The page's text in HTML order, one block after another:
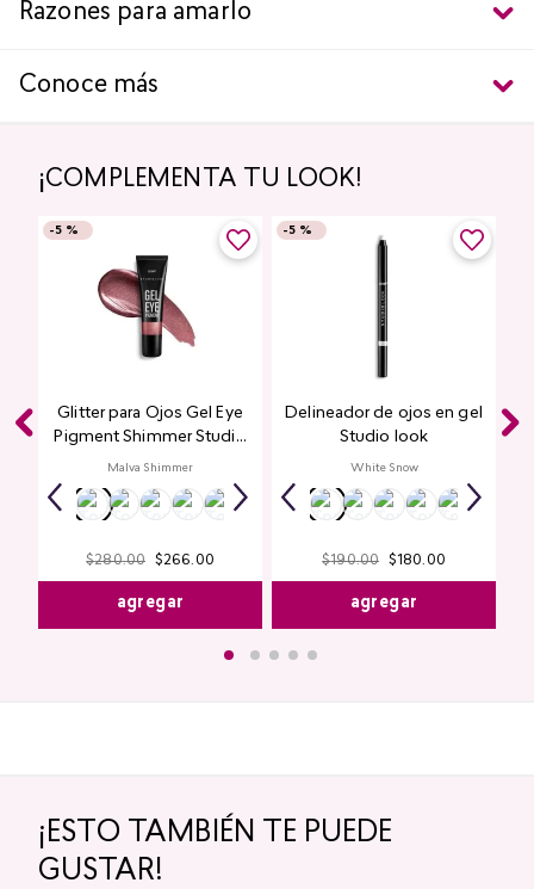
Razones para amarlo
Conoce más
¡COMPLEMENTA TU LOOK!
-5 %
Glitter para Ojos Gel Eye
Pigment Shimmer Studio
Look
Malva Shimmer
$280.00 $266.00
agregar
-5 %
Delineador de ojos en gel
Studio look
White Snow
$190.00 $180.00
agregar
¡ESTO TAMBIÉN TE PUEDE
GUSTAR!